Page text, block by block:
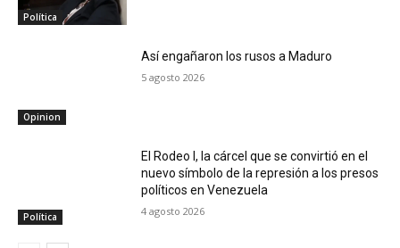
Política
Opinion
Así engañaron los rusos a Maduro
5 agosto 2026
Política
El Rodeo I, la cárcel que se convirtió en el
nuevo símbolo de la represión a los presos
políticos en Venezuela
4 agosto 2026